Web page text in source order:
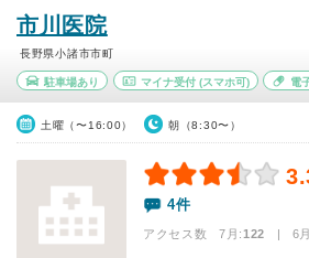
市川医院
長野県小諸市市町
駐車場あり マイナ受付(スマホ可) 電
土曜（〜16:00） 朝（8:30〜）
4件
アクセス数 7月:122 | 6